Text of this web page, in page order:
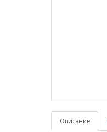
Описание